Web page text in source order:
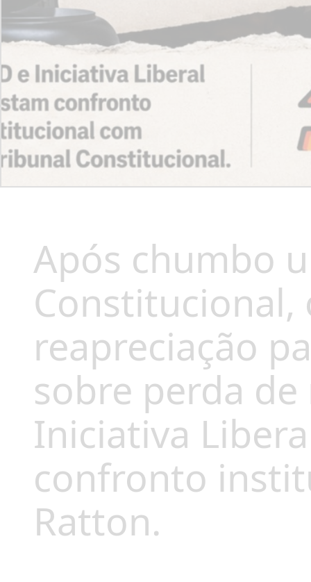
Após chumbo
Constitucional,
reapreciação
sobre perda
Iniciativa
confronto
Ratton.